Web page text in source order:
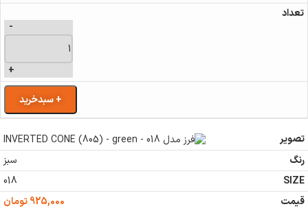
-
+
+ سبدخرید
سبز
018
925,000تومان